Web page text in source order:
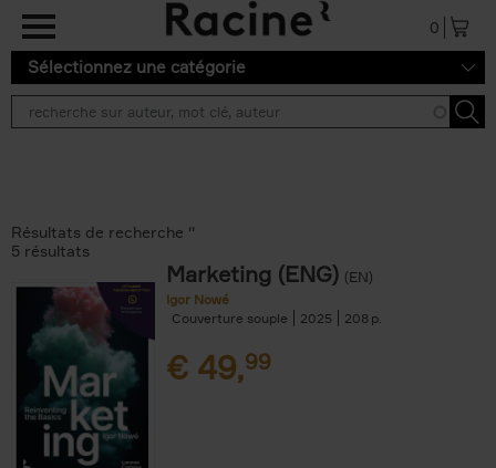
Aller au contenu principal
0
Sélectionnez une catégorie
Résultats de recherche ''
5 résultats
Marketing (ENG) (EN)
Igor Nowé
Couverture souple
2025 208
€ 49,99